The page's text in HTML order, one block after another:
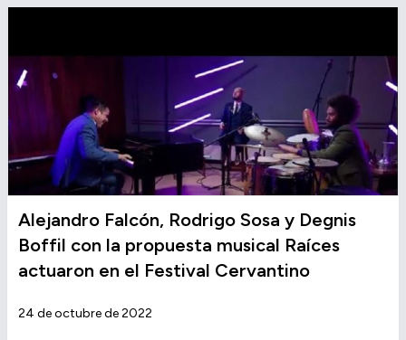
Alejandro Falcón, Rodrigo Sosa y Degnis
Boffil con la propuesta musical Raíces
actuaron en el Festival Cervantino
24 de octubre de 2022